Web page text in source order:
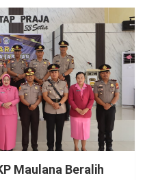
Maulana Beralih